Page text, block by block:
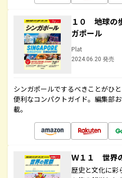
１０ 地球の
ガポール
Plat
2024.06.20 発売
シンガポールでするべきことがひ
便利なコンパクトガイド。編集部
載。
Ｗ１１ 世界
歴史と文化に彩